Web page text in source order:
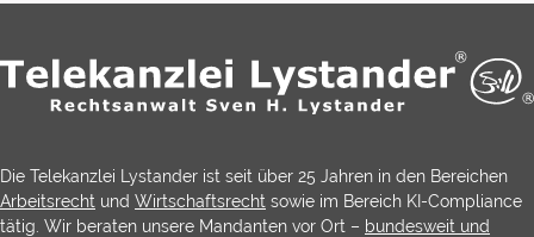
Die Telekanzlei Lystander ist seit über 25 Jahren in den Bereichen
Arbeitsrecht und Wirtschaftsrecht sowie im Bereich KI-Compliance
tätig. Wir beraten unsere Mandanten vor Ort – bundesweit und